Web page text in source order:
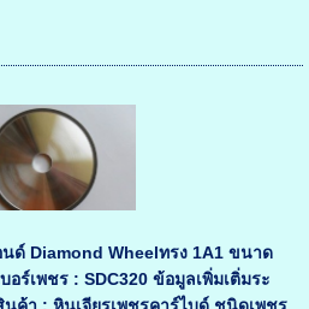
ด์ Diamond Wheelทรง 1A1 ขนาด
อร์เพชร : SDC320 ข้อมูลเพิ่มเติ่มระ